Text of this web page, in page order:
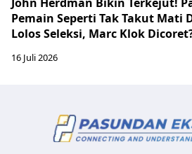
Pemain Seperti Tak Takut Mati
Lolos Seleksi, Marc Klok
16 Juli 2026